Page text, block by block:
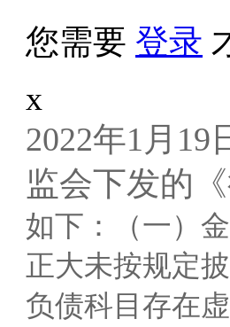
您需要 登录
x
2022年1月19
监会下发的
如下：（一）
正大未按规定
负债科目存在虚